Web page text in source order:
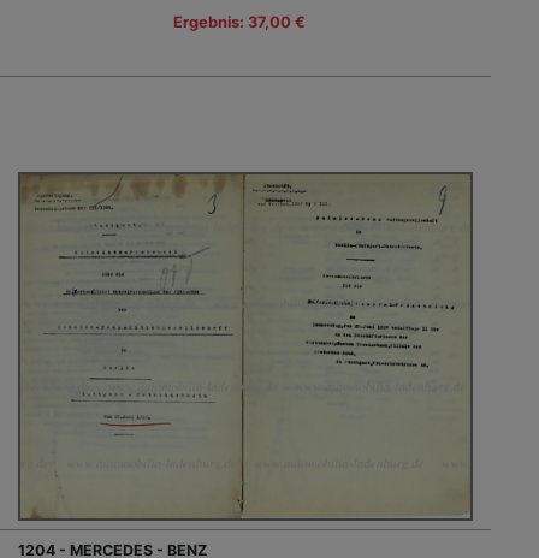
Ergebnis: 37,00 €
1204 - MERCEDES - BENZ